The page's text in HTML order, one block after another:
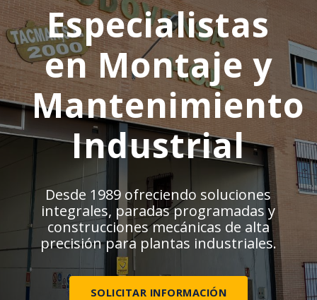
Especialistas
en Montaje y
Mantenimiento
Industrial
Desde 1989 ofreciendo soluciones
integrales, paradas programadas y
construcciones mecánicas de alta
precisión para plantas industriales.
SOLICITAR INFORMACIÓN